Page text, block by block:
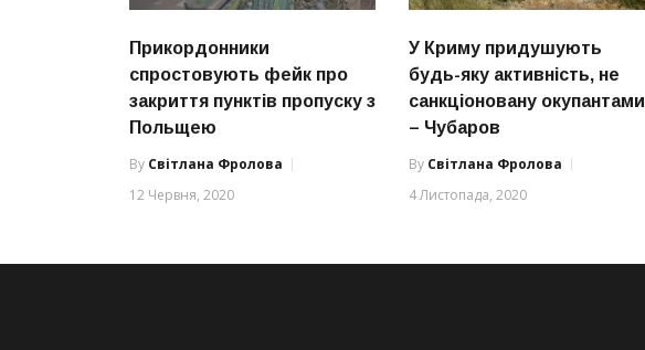
Прикордонники
спростовують фейк про
закриття пунктів пропуску з
Польщею
By Світлана Фролова
12 Червня, 2020
У Криму придушують
будь-яку активність, не
санкціоновану окупантами
– Чубаров
By Світлана Фролова
4 Листопада, 2020